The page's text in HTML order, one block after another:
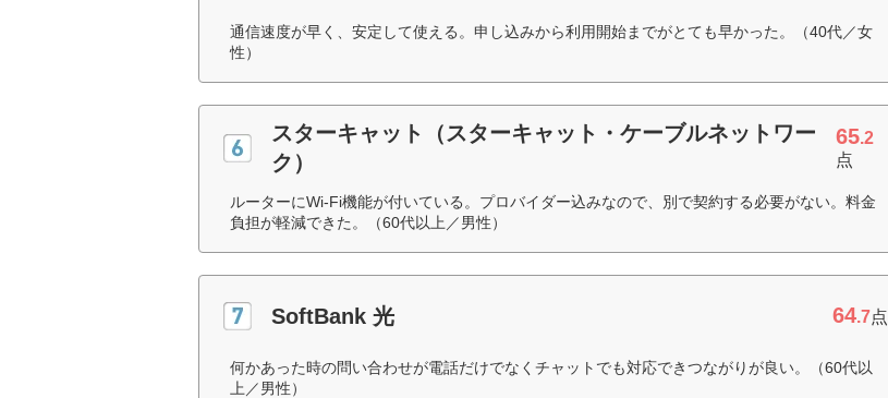
通信速度が早く、安定して使える。申し込みから利用開始までがとても早かった。（40代／女
性）
スターキャット（スターキャット・ケーブルネットワー
ク）
65.2
点
ルーターにWi-Fi機能が付いている。プロバイダー込みなので、別で契約する必要がない。料金
負担が軽減できた。（60代以上／男性）
SoftBank 光 64.7点
何かあった時の問い合わせが電話だけでなくチャットでも対応できつながりが良い。（60代以
上／男性）